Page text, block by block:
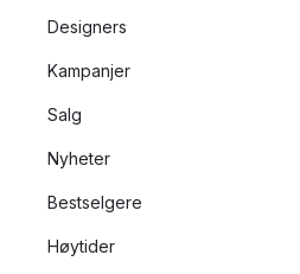
Designers
Kampanjer
Salg
Nyheter
Bestselgere
Høytider